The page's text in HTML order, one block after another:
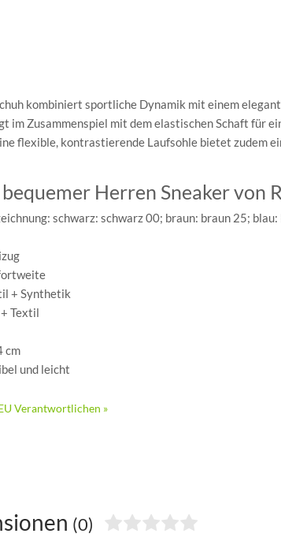
kombiniert sportliche Dynamik mit einem
Zusammenspiel mit dem elastischen Schaft für
flexible, kontrastierende Laufsohle bietet zudem
Herren Sneaker von
schwarz: schwarz 00; braun: braun 25; blau:
+ Synthetik
Textil
cm
und leicht
Verantwortlichen »
(0)